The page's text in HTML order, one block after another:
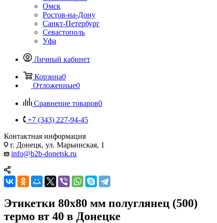
Омск
Ростов-на-Дону
Санкт-Петербург
Севастополь
Уфа
Личный кабинет
Корзина0
Отложенные0
Сравнение товаров0
+7 (343) 227-94-45
Контактная информация
г. Донецк, ул. Марьинская, 1
info@b2b-donetsk.ru
Этикетки 80х80 мм полуглянец (500)
термо вт 40 в Донецке